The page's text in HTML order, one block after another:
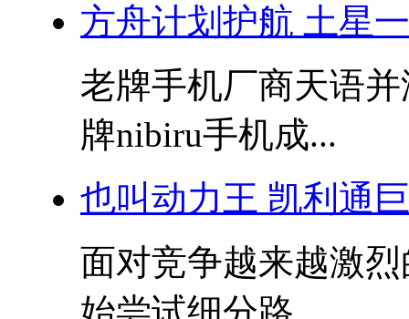
方舟计划护航 土星
老牌手机厂商天语
牌nibiru手机成...
也叫动力王 凯利通
面对竞争越来越激
始尝试细分路...